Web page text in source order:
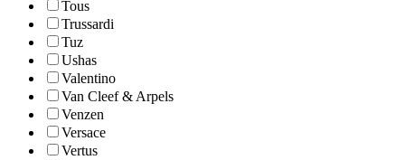
Tous
Trussardi
Tuz
Ushas
Valentino
Van Cleef & Arpels
Venzen
Versace
Vertus